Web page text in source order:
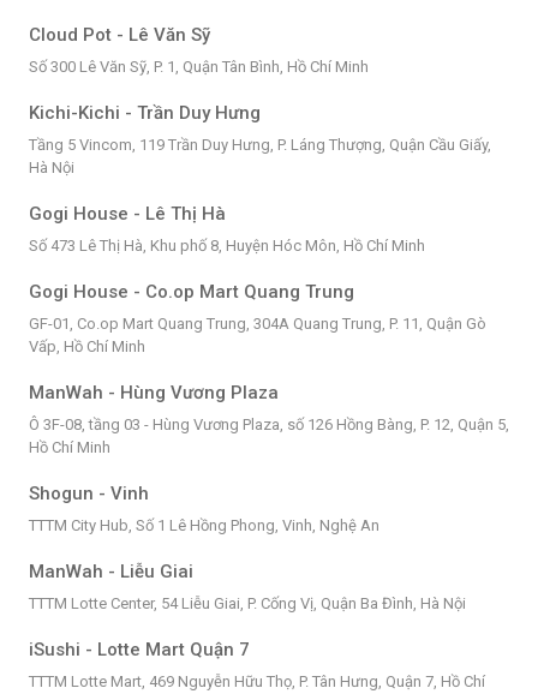
Cloud Pot - Lê Văn Sỹ
Số 300 Lê Văn Sỹ, P. 1, Quận Tân Bình, Hồ Chí Minh
Kichi-Kichi - Trần Duy Hưng
Tầng 5 Vincom, 119 Trần Duy Hưng, P. Láng Thượng, Quận Cầu Giấy,
Hà Nội
Gogi House - Lê Thị Hà
Số 473 Lê Thị Hà, Khu phố 8, Huyện Hóc Môn, Hồ Chí Minh
Gogi House - Co.op Mart Quang Trung
GF-01, Co.op Mart Quang Trung, 304A Quang Trung, P. 11, Quận Gò
Vấp, Hồ Chí Minh
ManWah - Hùng Vương Plaza
Ô 3F-08, tầng 03 - Hùng Vương Plaza, số 126 Hồng Bàng, P. 12, Quận 5,
Hồ Chí Minh
Shogun - Vinh
TTTM City Hub, Số 1 Lê Hồng Phong, Vinh, Nghệ An
ManWah - Liễu Giai
TTTM Lotte Center, 54 Liễu Giai, P. Cống Vị, Quận Ba Đình, Hà Nội
iSushi - Lotte Mart Quận 7
TTTM Lotte Mart, 469 Nguyễn Hữu Thọ, P. Tân Hưng, Quận 7, Hồ Chí